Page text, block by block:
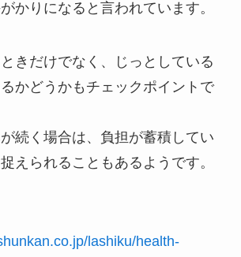
かりになると言われています。
きだけでなく、じっとしている
かどうかもチェックポイントで
続く場合は、負担が蓄積してい
えられることもあるようです。
lashiku/health-